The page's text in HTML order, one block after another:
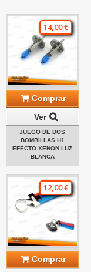
14,00 €
Comprar
Ver
JUEGO DE DOS
BOMBILLAS H1
EFECTO XENON LUZ
BLANCA
12,00 €
Comprar